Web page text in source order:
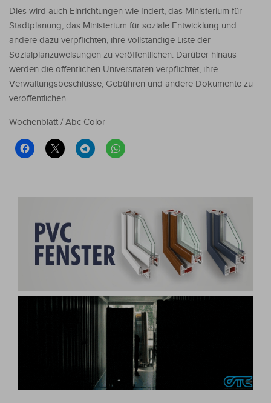
Dies wird auch Einrichtungen wie Indert, das Ministerium für
Stadtplanung, das Ministerium für soziale Entwicklung und
andere dazu verpflichten, ihre vollständige Liste der
Sozialplanzuweisungen zu veröffentlichen. Darüber hinaus
werden die öffentlichen Universitäten verpflichtet, ihre
Verwaltungsbeschlüsse, Gebühren und andere Dokumente zu
veröffentlichen.
Wochenblatt / Abc Color